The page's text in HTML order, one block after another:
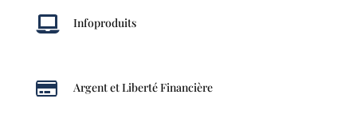
 Infoproduits
 Argent et Liberté Financière